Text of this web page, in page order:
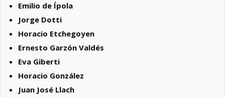
Emilio de Ípola
Jorge Dotti
Horacio Etchegoyen
Ernesto Garzón Valdés
Eva Giberti
Horacio González
Juan José Llach